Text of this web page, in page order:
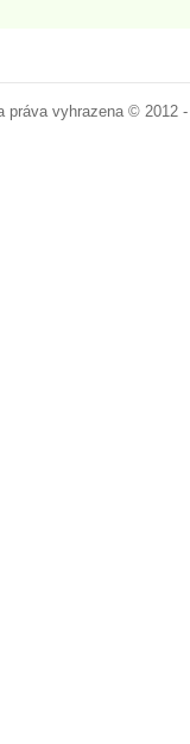
práva vyhrazena © 2012